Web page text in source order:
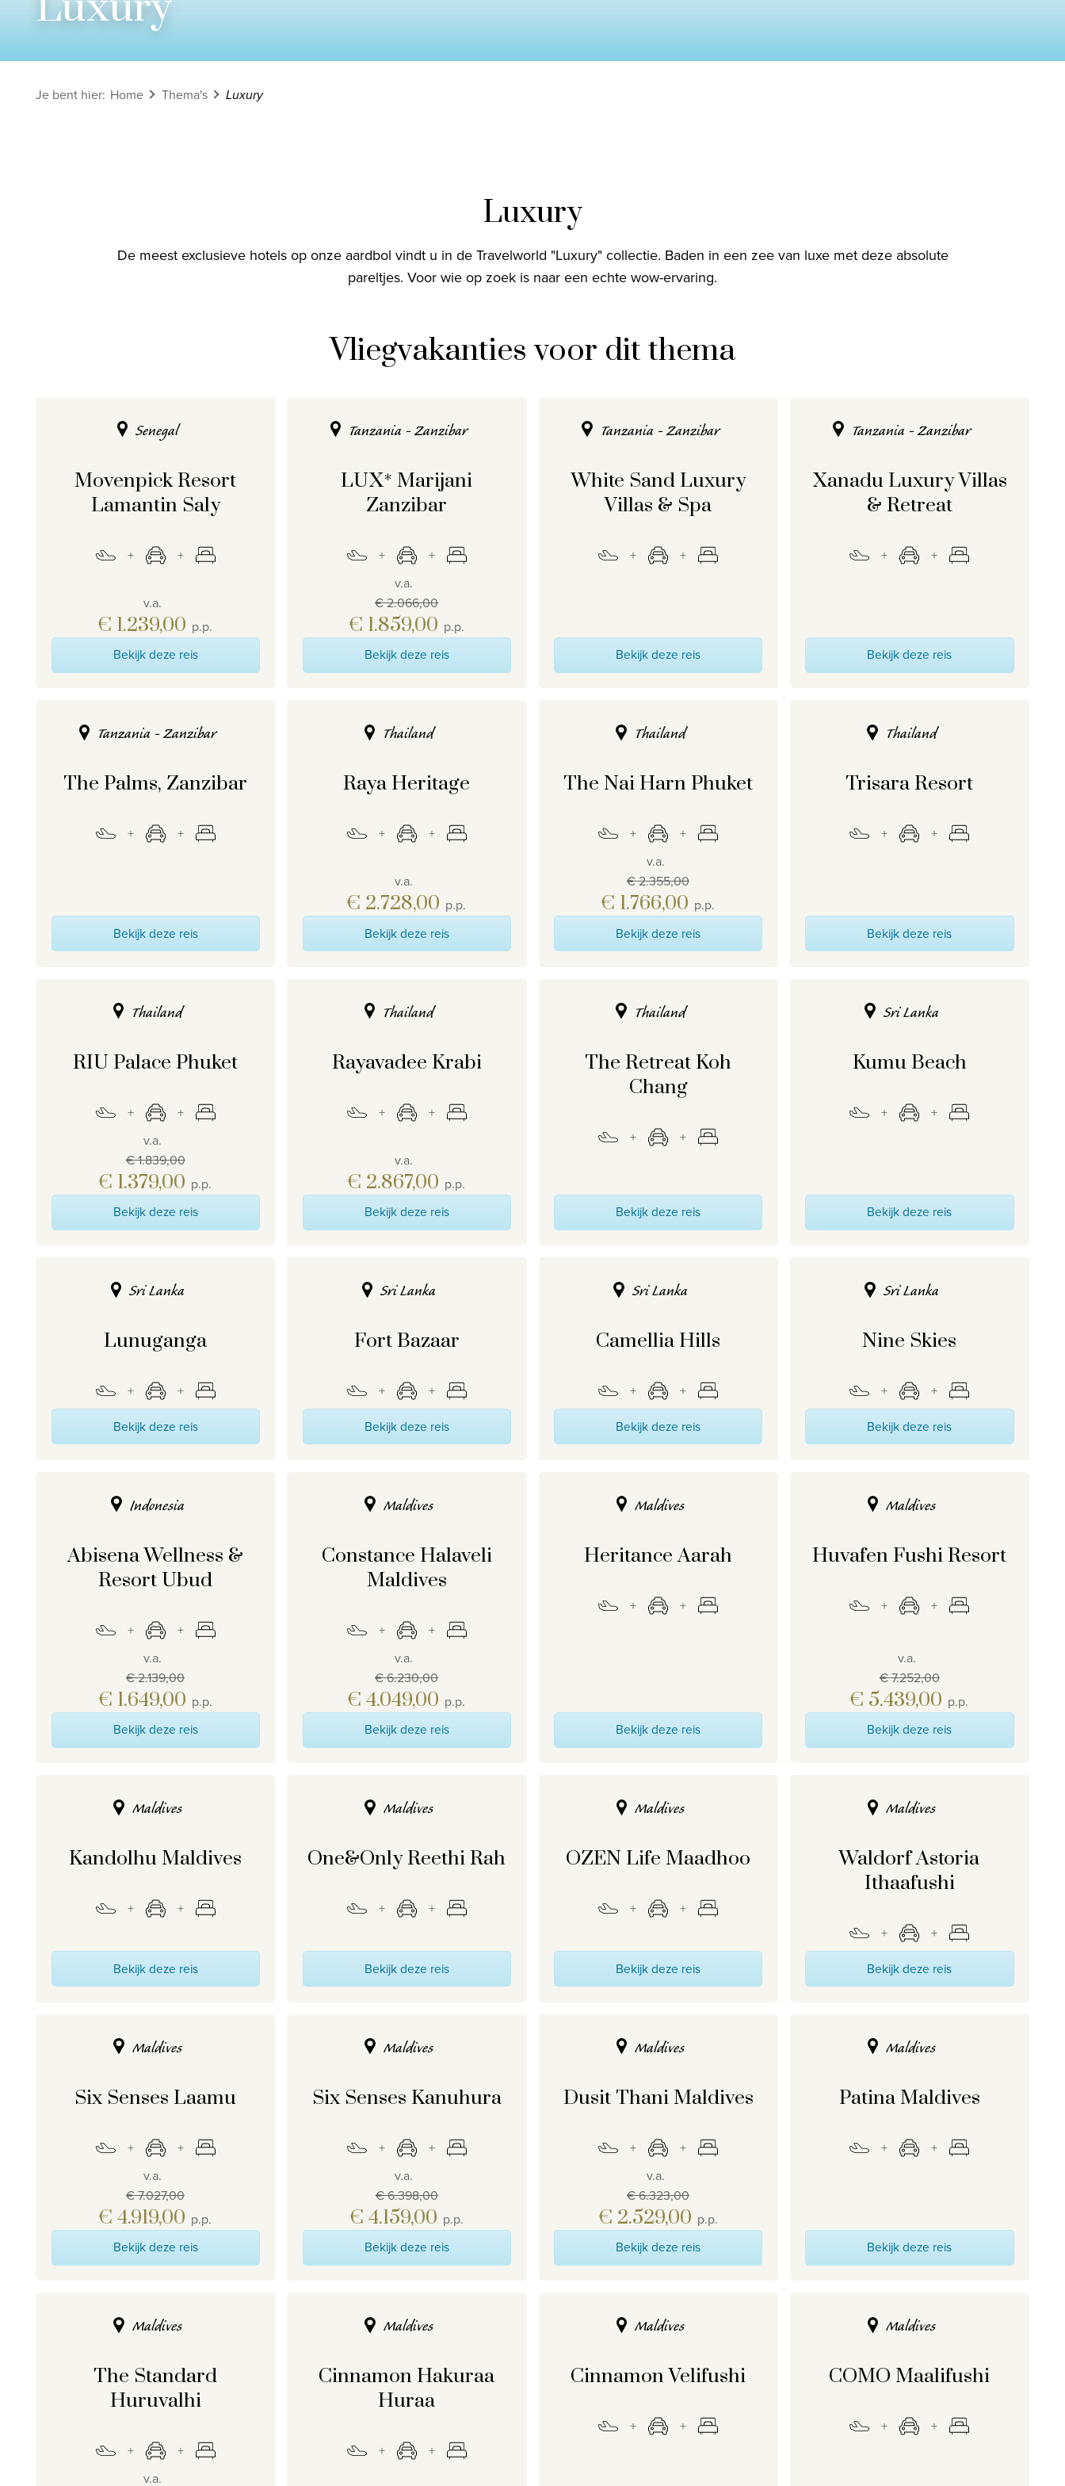
Bekijk alle rondreizen
Ontdek onze thema's
Huwelijksreis
Je bent hier: Home Thema's Luxury
Luxury
De meest exclusieve hotels op onze aardbol vindt u in de Travelworld "Luxury" collectie. Baden in een zee van luxe met deze absolute
pareltjes. Voor wie op zoek is naar een echte wow-ervaring.
Vliegvakanties voor dit thema
Senegal
Movenpick Resort
Lamantin Saly
v.a.
€ 1.239,00 p.p.
Bekijk deze reis
Tanzania - Zanzibar
LUX* Marijani
Zanzibar
v.a.
€ 2.066,00
€ 1.859,00 p.p.
Bekijk deze reis
Tanzania - Zanzibar
White Sand Luxury
Villas & Spa
Bekijk deze reis
Tanzania - Zanzibar
Xanadu Luxury Villas
& Retreat
Bekijk deze reis
Tanzania - Zanzibar
The Palms, Zanzibar
Bekijk deze reis
Thailand
Raya Heritage
v.a.
€ 2.728,00 p.p.
Bekijk deze reis
Thailand
The Nai Harn Phuket
v.a.
€ 2.355,00
€ 1.766,00 p.p.
Bekijk deze reis
Thailand
Trisara Resort
Bekijk deze reis
Thailand
RIU Palace Phuket
v.a.
€ 1.839,00
€ 1.379,00 p.p.
Bekijk deze reis
Thailand
Rayavadee Krabi
v.a.
€ 2.867,00 p.p.
Bekijk deze reis
Thailand
The Retreat Koh
Chang
Bekijk deze reis
Sri Lanka
Kumu Beach
Bekijk deze reis
Sri Lanka
Lunuganga
Bekijk deze reis
Sri Lanka
Fort Bazaar
Bekijk deze reis
Sri Lanka
Camellia Hills
Bekijk deze reis
Sri Lanka
Nine Skies
Bekijk deze reis
Indonesia
Abisena Wellness &
Resort Ubud
v.a.
€ 2.139,00
€ 1.649,00 p.p.
Bekijk deze reis
Maldives
Constance Halaveli
Maldives
v.a.
€ 6.230,00
€ 4.049,00 p.p.
Bekijk deze reis
Maldives
Heritance Aarah
Bekijk deze reis
Maldives
Huvafen Fushi Resort
v.a.
€ 7.252,00
€ 5.439,00 p.p.
Bekijk deze reis
Maldives
Kandolhu Maldives
Bekijk deze reis
Maldives
One&Only Reethi Rah
Bekijk deze reis
Maldives
OZEN Life Maadhoo
Bekijk deze reis
Maldives
Waldorf Astoria
Ithaafushi
Bekijk deze reis
Maldives
Six Senses Laamu
v.a.
€ 7.027,00
€ 4.919,00 p.p.
Bekijk deze reis
Maldives
Six Senses Kanuhura
v.a.
€ 6.398,00
€ 4.159,00 p.p.
Bekijk deze reis
Maldives
Dusit Thani Maldives
v.a.
€ 6.323,00
€ 2.529,00 p.p.
Bekijk deze reis
Maldives
Patina Maldives
Bekijk deze reis
Maldives
The Standard
Huruvalhi
v.a.
Maldives
Cinnamon Hakuraa
Huraa
Maldives
Cinnamon Velifushi
Maldives
COMO Maalifushi